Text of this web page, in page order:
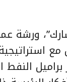
ورشة
براميل